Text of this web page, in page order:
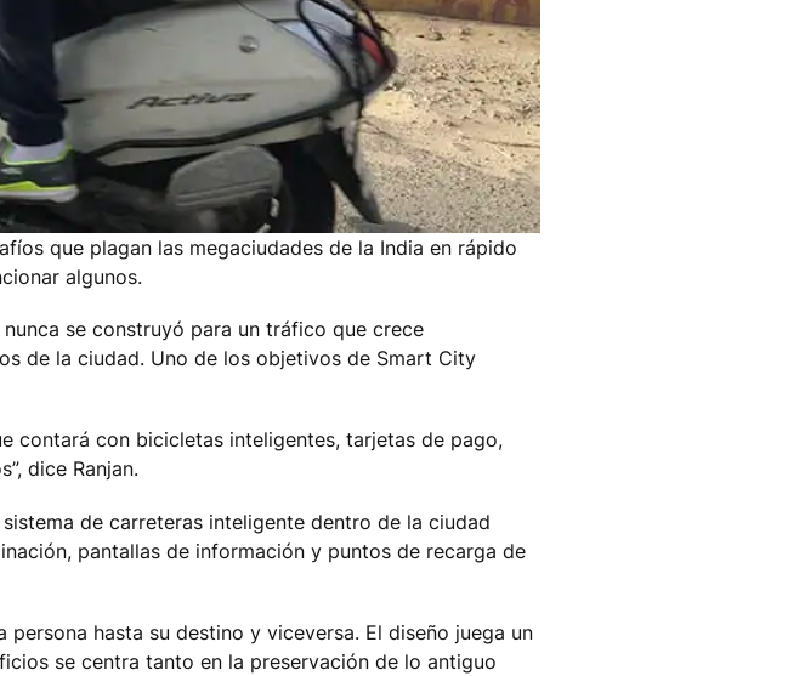
que plagan las megaciudades de la India en rápido
algunos.
se construyó para un tráfico que crece
de la ciudad. Uno de los objetivos de Smart City
contará con bicicletas inteligentes, tarjetas de pago,
dice Ranjan.
de carreteras inteligente dentro de la ciudad
pantallas de información y puntos de recarga de
hasta su destino y viceversa. El diseño juega un
se centra tanto en la preservación de lo antiguo